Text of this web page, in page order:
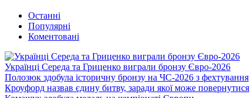
Останні
Популярні
Коментовані
Українці Середа та Гриценко виграли бронзу Євро-2026
Полозюк здобула історичну бронзу на ЧС-2026 з фехтування
Кроуфорд назвав єдину битву, заради якої може повернутися